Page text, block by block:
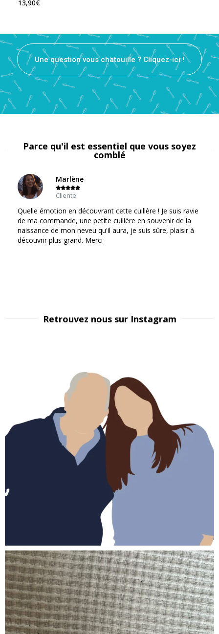
13,90€
Une question vous chatouille ? Cliquez-ici !
Parce qu'il est essentiel que vous soyez
comblé
Marlène

Cliente
Quelle émotion en découvrant cette cuillère ! Je suis ravie
de ma commande, une petite cuillère en souvenir de la
naissance de mon neveu qu'il aura, je suis sûre, plaisir à
découvrir plus grand. Merci
Retrouvez nous sur Instagram